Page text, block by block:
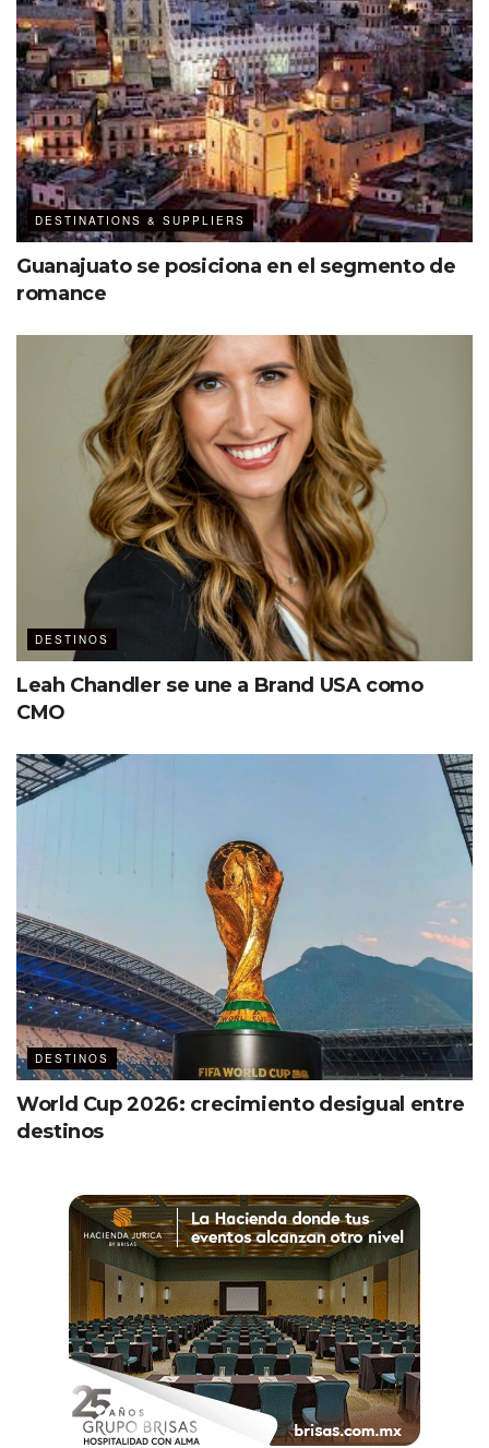
DESTINATIONS & SUPPLIERS
Guanajuato se posiciona en el segmento de
romance
DESTINOS
Leah Chandler se une a Brand USA como
CMO
DESTINOS
World Cup 2026: crecimiento desigual entre
destinos